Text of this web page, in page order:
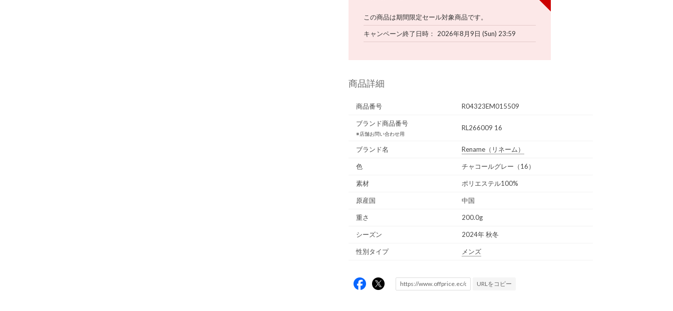
この商品は期間限定セール対象商品です。
キャンペーン終了日時 2026年8月9日 (Sun) 23:59
商品詳細
商品番号 R04323EM015509
ブランド商品番号
※店舗お問い合わせ用
RL266009 16
ブランド名 Rename （リネーム）
色 チャコールグレー（16）
素材 ポリエステル100%
原産国 中国
重さ 200.0g
シーズン 2024年 秋冬
性別タイプ メンズ
URLをコピー